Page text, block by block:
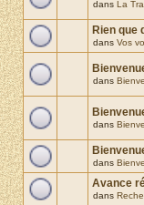
dans La
Rien que
dans Vos
dans
dans
dans
Avance
dans